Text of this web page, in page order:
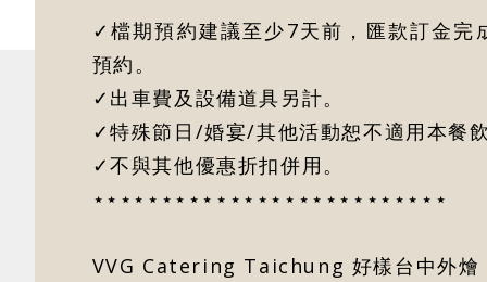
✓檔期預約建議至少7天前，匯款訂金完
預約。
✓出車費及設備道具另計。
✓特殊節日/婚宴/其他活動恕不適用本餐
✓不與其他優惠折扣併用。
⋆⋆⋆⋆⋆⋆⋆⋆⋆⋆⋆⋆⋆⋆⋆⋆⋆⋆⋆⋆⋆⋆⋆⋆⋆⋆
VVG Catering Taichung 好樣台中外燴